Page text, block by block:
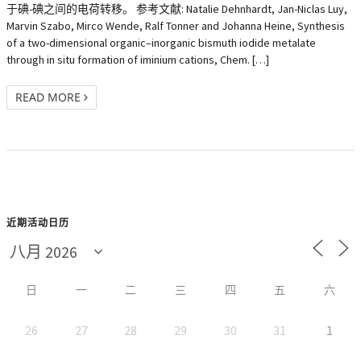
于碘-碘之间的电荷转移。 参考文献: Natalie Dehnhardt, Jan-Niclas Luy,
Marvin Szabo, Mirco Wende, Ralf Tonner and Johanna Heine, Synthesis
of a two-dimensional organic–inorganic bismuth iodide metalate
through in situ formation of iminium cations, Chem. […]
READ MORE
近期活动日历
日 一 二 三 四 五 六
26 27 28 29 30 31 1